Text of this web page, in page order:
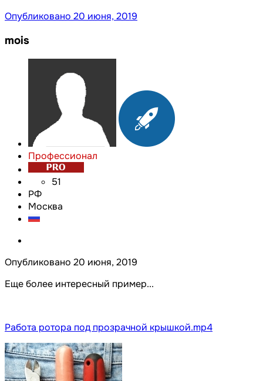
Опубликовано 20 июня, 2019
mois
Профессионал
51
РФ
Москва
Опубликовано 20 июня, 2019
Еще более интересный пример...
Работа ротора под прозрачной крышкой.mp4